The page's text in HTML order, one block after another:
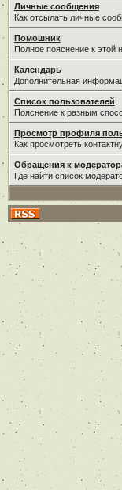
Личные сообщения
Как отсылать личные
Помошник
Полное пояснение к этой
Календарь
Дополнительная
Список пользователей
Пояснение к разным
Просмотр профиля
Как просмотреть
Обращения к
Где найти список